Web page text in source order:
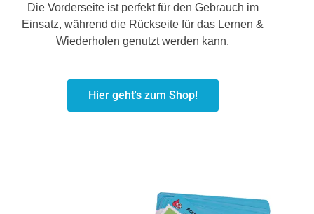
Die Vorderseite ist perfekt für den Gebrauch im
Einsatz, während die Rückseite für das Lernen &
Wiederholen genutzt werden kann.
Hier geht's zum Shop!